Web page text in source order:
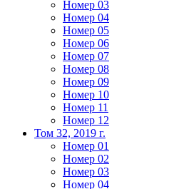
Номер 03
Номер 04
Номер 05
Номер 06
Номер 07
Номер 08
Номер 09
Номер 10
Номер 11
Номер 12
Том 32, 2019 г.
Номер 01
Номер 02
Номер 03
Номер 04